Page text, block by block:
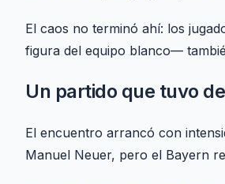
El caos no terminó ahí: los
figura del equipo blanco—
Un partido que tuvo
El encuentro arrancó con
Manuel Neuer, pero el Bayern